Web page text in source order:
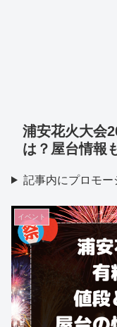
浦安花火大会
は？屋台情報
記事内にプロモ
イベント